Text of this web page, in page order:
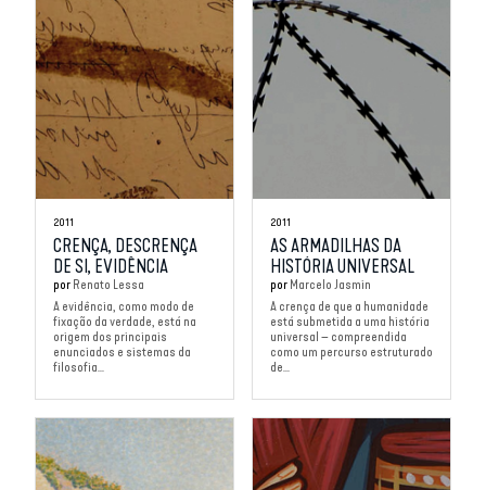
2011
CRENÇA, DESCRENÇA
DE SI, EVIDÊNCIA
por Renato Lessa
A evidência, como modo de
fixação da verdade, está na
origem dos principais
enunciados e sistemas da
filosofia...
2011
AS ARMADILHAS DA
HISTÓRIA UNIVERSAL
por Marcelo Jasmin
A crença de que a humanidade
está submetida a uma história
universal – compreendida
como um percurso estruturado
de...